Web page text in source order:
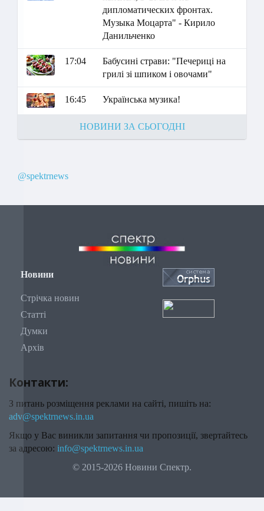
дипломатических фронтах.
Музыка Моцарта" - Кирило
Данильченко
17:04
Бабусині страви: "Печериці на
грилі зі шпиком і овочами"
16:45 Українська музика!
НОВИНИ ЗА СЬОГОДНІ
@spektrnews
Новини
Стрічка новин
Статті
Думки
Архів
Контакти:
З питань розміщення реклами на сайті, пишіть на:
adv@spektrnews.in.ua
Якщо у Вас виникли запитання чи пропозиції, звертайтесь
за адресою: info@spektrnews.in.ua
© 2015-2026 Новини Спектр.